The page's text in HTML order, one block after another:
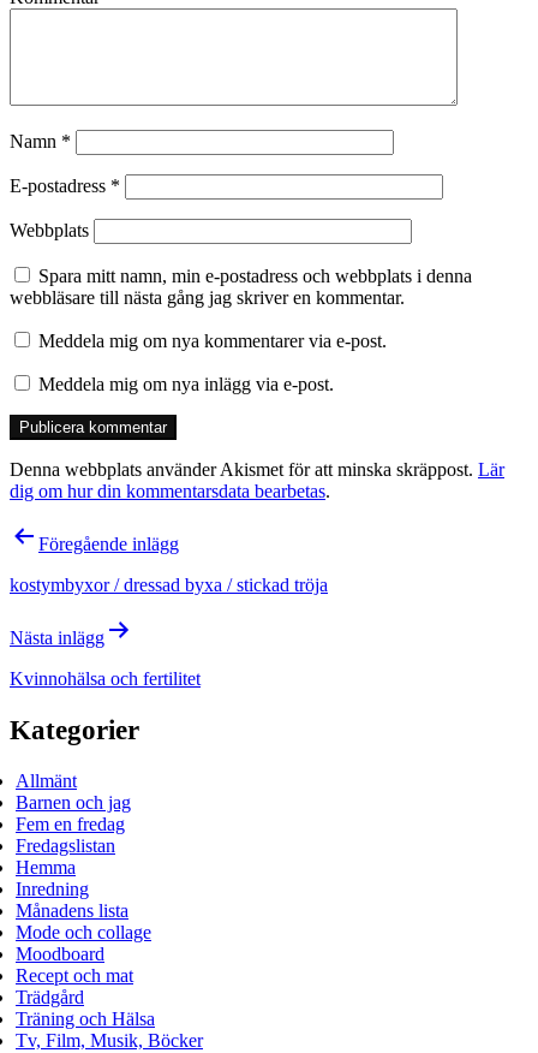
Namn *
E-postadress *
Webbplats
Spara mitt namn, min e-postadress och webbplats i denna
webbläsare till nästa gång jag skriver en kommentar.
Meddela mig om nya kommentarer via e-post.
Meddela mig om nya inlägg via e-post.
Denna webbplats använder Akismet för att minska skräppost. Lär
dig om hur din kommentarsdata bearbetas.
Inläggsnavigering
Föregående inlägg
kostymbyxor / dressad byxa / stickad tröja
Nästa inlägg
Kvinnohälsa och fertilitet
Kategorier
Allmänt
Barnen och jag
Fem en fredag
Fredagslistan
Hemma
Inredning
Månadens lista
Mode och collage
Moodboard
Recept och mat
Trädgård
Träning och Hälsa
Tv, Film, Musik, Böcker